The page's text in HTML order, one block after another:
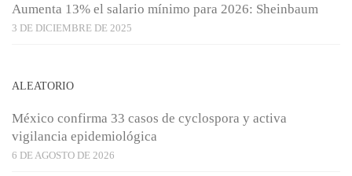
Aumenta 13% el salario mínimo para 2026: Sheinbaum
3 DE DICIEMBRE DE 2025
ALEATORIO
México confirma 33 casos de cyclospora y activa
vigilancia epidemiológica
6 DE AGOSTO DE 2026